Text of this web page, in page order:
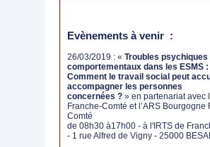
Evènements à venir :
26/03/2019 : « Troubles psychiques
comportementaux dans les ESMS :
Comment le travail social peut
accompagner les personnes
concernées ? » en partenariat avec
Franche-Comté et l’ARS Bourgogne
Comté
de 08h30 à17h00 - à l'IRTS de
- 1 rue Alfred de Vigny - 25000